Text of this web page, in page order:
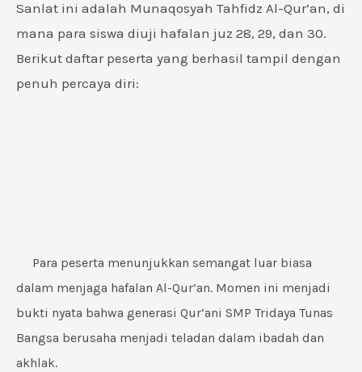
Sanlat ini adalah Munaqosyah Tahfidz Al-Qur’an, di
mana para siswa diuji hafalan juz 28, 29, dan 30.
Berikut daftar peserta yang berhasil tampil dengan
penuh percaya diri:
Para peserta menunjukkan semangat luar biasa
dalam menjaga hafalan Al-Qur’an. Momen ini menjadi
bukti nyata bahwa generasi Qur’ani SMP Tridaya Tunas
Bangsa berusaha menjadi teladan dalam ibadah dan
akhlak.